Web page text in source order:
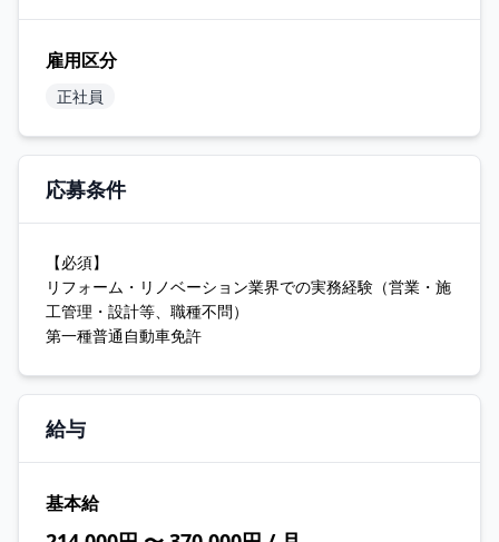
雇用区分
正社員
応募条件
【必須】
リフォーム・リノベーション業界での実務経験（営業・施
工管理・設計等、職種不問）
第一種普通自動車免許
給与
基本給